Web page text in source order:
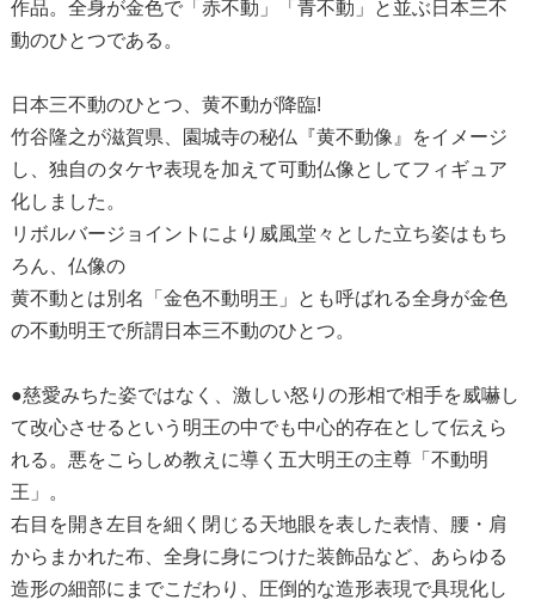
作品。全身が金色で「赤不動」「青不動」と並ぶ日本三不
動のひとつである。
日本三不動のひとつ、黄不動が降臨!
竹谷隆之が滋賀県、園城寺の秘仏『黄不動像』をイメージ
し、独自のタケヤ表現を加えて可動仏像としてフィギュア
化しました。
リボルバージョイントにより威風堂々とした立ち姿はもち
ろん、仏像の
黄不動とは別名「金色不動明王」とも呼ばれる全身が金色
の不動明王で所謂日本三不動のひとつ。
●慈愛みちた姿ではなく、激しい怒りの形相で相手を威嚇し
て改心させるという明王の中でも中心的存在として伝えら
れる。悪をこらしめ教えに導く五大明王の主尊「不動明
王」。
右目を開き左目を細く閉じる天地眼を表した表情、腰・肩
からまかれた布、全身に身につけた装飾品など、あらゆる
造形の細部にまでこだわり、圧倒的な造形表現で具現化し